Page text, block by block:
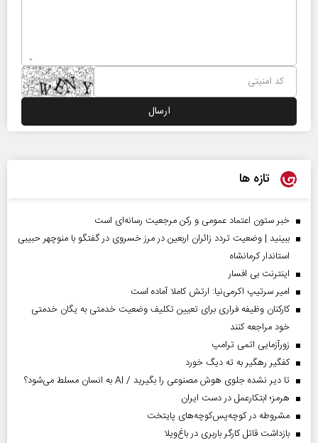
تازه ها
خبر ستون اعتماد عمومی و رکن مرجعیت رسانه‌ای است
ببینید | وضعیت تردد زائران اربعین در مرز خسروی در گفتگو با منوچهر حبیبی
استاندار کرمانشاه
اینترنت بی افسار
امیر سرتیپ اکرمی‌نیا: ارتش کاملا آماده است
کارکنان وظیفه فراری برای تعیین تکلیف وضعیت خدمتی به یگان خدمتی
خود مراجعه کنند
زورآزمایی اتمی ترامپ
کفگیر رهگیر به ته دیگ خورد
تا دیر نشده جلوی هوش مصنوعی را بگیرید / AI به انسان مسلط می‌شود؟
هرمز؛ ابتکارعمل در دست ایران
مشروطه در کوچه‌پس‌کوچه‌های پایتخت
بازداشت قاتل کارگر باربری در باغ‌ویلا